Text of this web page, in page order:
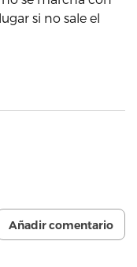
si no sale el
Añadir comentario